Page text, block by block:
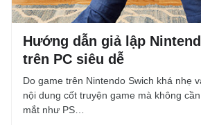
Hướng dẫn giả lập
trên PC siêu dễ
Do game trên Nintendo Swich khá nhẹ
nội dung cốt truyện game mà không
mắt như PS…